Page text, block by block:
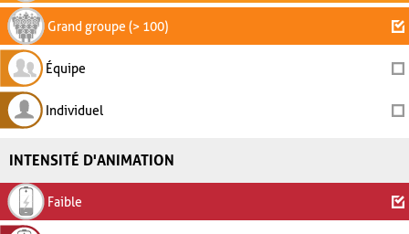
Grand groupe (> 100)
Équipe
Individuel
INTENSITÉ D'ANIMATION
Faible